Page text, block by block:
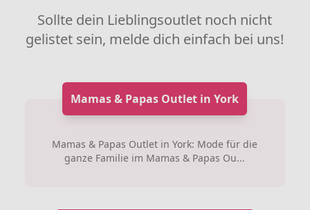
Sollte dein Lieblingsoutlet noch nicht
gelistet sein, melde dich einfach bei uns!
Mamas & Papas Outlet in York
Mamas & Papas Outlet in York: Mode für die
ganze Familie im Mamas & Papas Ou...